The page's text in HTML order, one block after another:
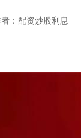
：配资炒股利息